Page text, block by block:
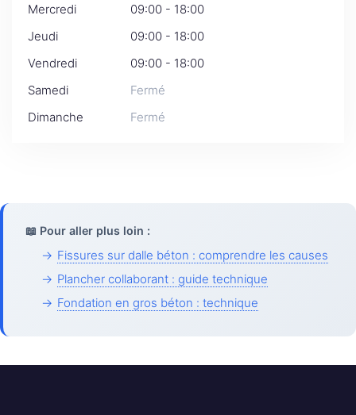
Mercredi
09:00 - 18:00
Jeudi
09:00 - 18:00
Vendredi
09:00 - 18:00
Samedi
Fermé
Dimanche
Fermé
📖 Pour aller plus loin :
→ Fissures sur dalle béton : comprendre les causes
→ Plancher collaborant : guide technique
→ Fondation en gros béton : technique